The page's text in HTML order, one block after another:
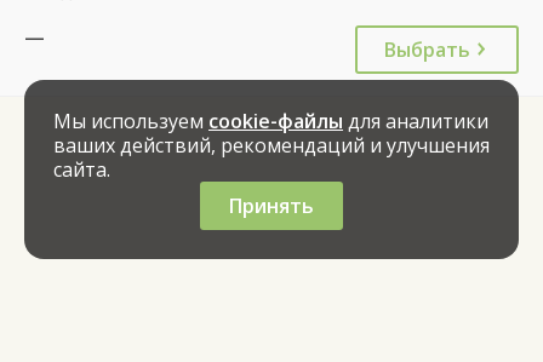
—
Выбрать
Мы используем cookie-файлы для аналитики
ваших действий, рекомендаций и улучшения
сайта.
Принять